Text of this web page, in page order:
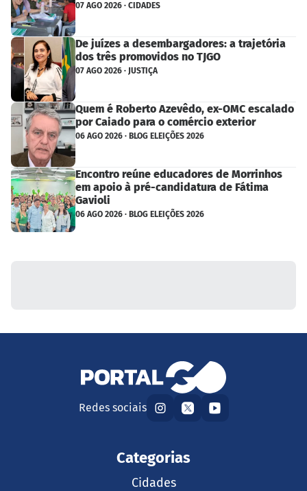
07 AGO 2026 · CIDADES
De juízes a desembargadores: a trajetória
dos três promovidos no TJGO
07 AGO 2026 · JUSTIÇA
Quem é Roberto Azevêdo, ex-OMC escalado
por Caiado para o comércio exterior
06 AGO 2026 · BLOG ELEIÇÕES 2026
Encontro reúne educadores de Morrinhos
em apoio à pré-candidatura de Fátima
Gavioli
06 AGO 2026 · BLOG ELEIÇÕES 2026
Redes sociais
Categorias
Cidades